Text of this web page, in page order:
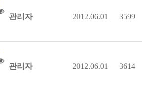
관리자 2012.06.01 3599
관리자 2012.06.01 3614